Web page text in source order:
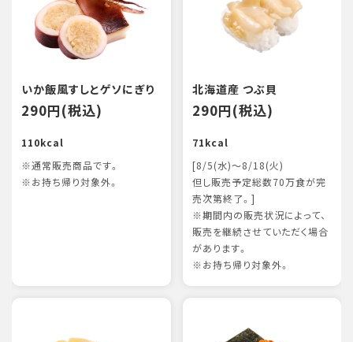
いか飯風すしとゲソにぎり
290円(税込)
110kcal
※通常販売商品です。
※お持ち帰り対象外。
北海道産 つぶ貝
290円(税込)
71kcal
[8/5(水)～8/18(火)
但し販売予定総数70万食が完
売次第終了。]
※期間内の販売状況によって、
販売を継続させていただく場合
があります。
※お持ち帰り対象外。